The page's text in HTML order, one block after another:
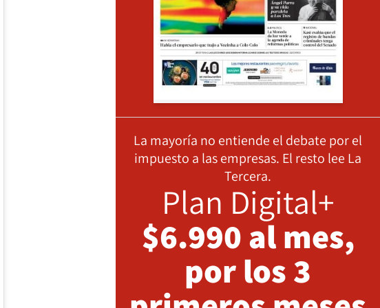
La mayoría no entiende el debate por el
impuesto a las empresas. El resto lee La
Tercera.
Plan Digital+
$6.990 al mes,
por los 3